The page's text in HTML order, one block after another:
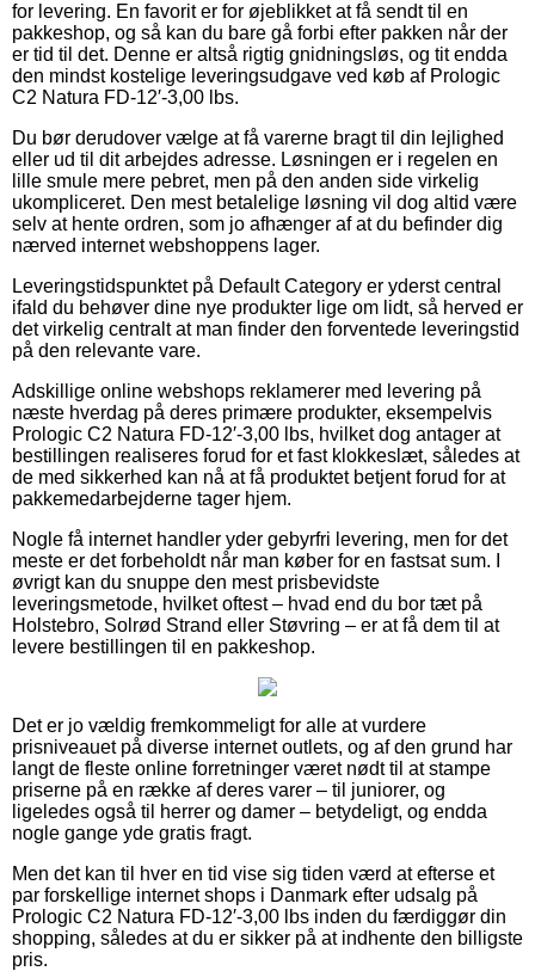
for levering. En favorit er for øjeblikket at få sendt til en
pakkeshop, og så kan du bare gå forbi efter pakken når der
er tid til det. Denne er altså rigtig gnidningsløs, og tit endda
den mindst kostelige leveringsudgave ved køb af Prologic
C2 Natura FD-12′-3,00 lbs.
Du bør derudover vælge at få varerne bragt til din lejlighed
eller ud til dit arbejdes adresse. Løsningen er i regelen en
lille smule mere pebret, men på den anden side virkelig
ukompliceret. Den mest betalelige løsning vil dog altid være
selv at hente ordren, som jo afhænger af at du befinder dig
nærved internet webshoppens lager.
Leveringstidspunktet på Default Category er yderst central
ifald du behøver dine nye produkter lige om lidt, så herved er
det virkelig centralt at man finder den forventede leveringstid
på den relevante vare.
Adskillige online webshops reklamerer med levering på
næste hverdag på deres primære produkter, eksempelvis
Prologic C2 Natura FD-12′-3,00 lbs, hvilket dog antager at
bestillingen realiseres forud for et fast klokkeslæt, således at
de med sikkerhed kan nå at få produktet betjent forud for at
pakkemedarbejderne tager hjem.
Nogle få internet handler yder gebyrfri levering, men for det
meste er det forbeholdt når man køber for en fastsat sum. I
øvrigt kan du snuppe den mest prisbevidste
leveringsmetode, hvilket oftest – hvad end du bor tæt på
Holstebro, Solrød Strand eller Støvring – er at få dem til at
levere bestillingen til en pakkeshop.
Det er jo vældig fremkommeligt for alle at vurdere
prisniveauet på diverse internet outlets, og af den grund har
langt de fleste online forretninger været nødt til at stampe
priserne på en række af deres varer – til juniorer, og
ligeledes også til herrer og damer – betydeligt, og endda
nogle gange yde gratis fragt.
Men det kan til hver en tid vise sig tiden værd at efterse et
par forskellige internet shops i Danmark efter udsalg på
Prologic C2 Natura FD-12′-3,00 lbs inden du færdiggør din
shopping, således at du er sikker på at indhente den billigste
pris.